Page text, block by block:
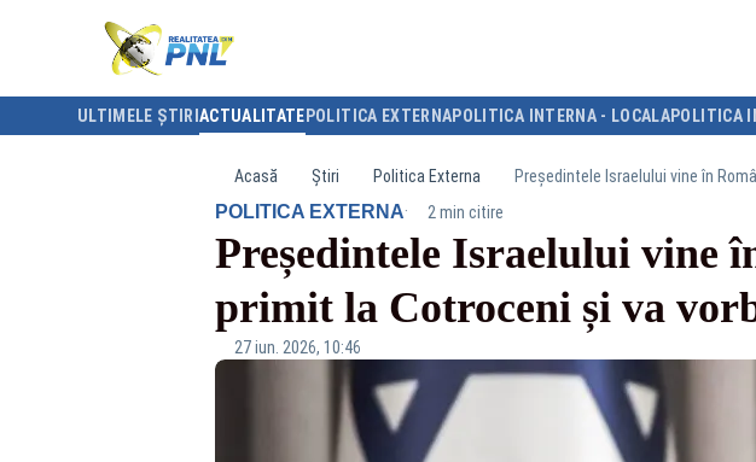
ULTIMELE ȘTIRI ACTUALITATE POLITICA EXTERNAPOLITICA INTERNA - LOCALAPOLITICA
Acasă Știri Politica Externa Președintele Israelului vine în
POLITICA EXTERNA· 2 min citire
Președintele Israelului vine
primit la Cotroceni și va
27 iun. 2026, 10:46